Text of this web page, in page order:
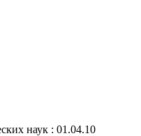
наук : 01.04.10